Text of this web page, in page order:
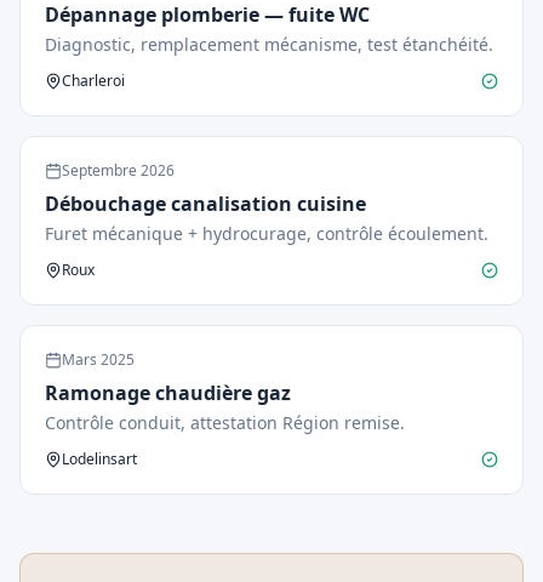
Dépannage plomberie — fuite WC
Diagnostic, remplacement mécanisme, test étanchéité.
Charleroi
Septembre 2026
Débouchage canalisation cuisine
Furet mécanique + hydrocurage, contrôle écoulement.
Roux
Mars 2025
Ramonage chaudière gaz
Contrôle conduit, attestation Région remise.
Lodelinsart